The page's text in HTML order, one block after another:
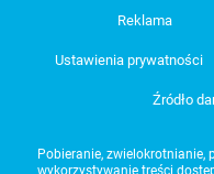
Reklama
Ustawienia prywatności
Źródło
Pobieranie, zwielokrotnianie,
wykorzystywanie treści